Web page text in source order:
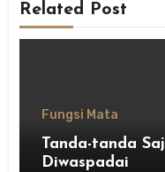
Related Post
Fungsi Mata
Tanda-tanda
Diwaspadai